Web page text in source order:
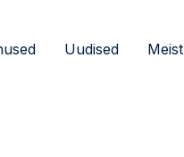
Uudised Meist